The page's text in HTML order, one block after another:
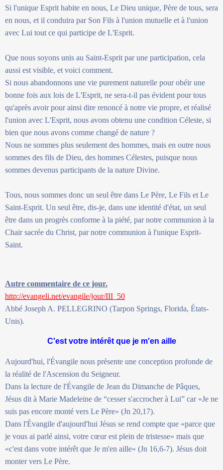
Si l'unique Esprit habite en nous, Le Dieu unique, Père de tous, sera
en nous, et il conduira par Son Fils à l'union mutuelle et à l'union
avec Lui tout ce qui participe de L'Esprit.
Que nous soyons unis au Saint-Esprit par une participation, cela
aussi est visible, et voici comment.
Si nous abandonnons une vie purement naturelle pour obéir une
bonne fois aux lois de L'Esprit, ne sera-t-il pas évident pour tous
qu'après avoir pour ainsi dire renoncé à notre vie propre, et réalisé
l'union avec L'Esprit, nous avons obtenu une condition Céleste, si
bien que nous avons comme changé de nature ?
Nous ne sommes plus seulement des hommes, mais en outre nous
sommes des fils de Dieu, des hommes Célestes, puisque nous
sommes devenus participants de la nature Divine.
Tous, nous sommes donc un seul être dans Le Père, Le Fils et Le
Saint-Esprit. Un seul être, dis-je, dans une identité d'état, un seul
être dans un progrès conforme à la piété, par notre communion à la
Chair sacrée du Christ, par notre communion à l'unique Esprit-
Saint.
Autre commentaire de ce jour.
http://evangeli.net/evangile/jour/III_50
Abbé Joseph A. PELLEGRINO (Tarpon Springs, Florida, États-
Unis).
C'est votre intérêt que je m'en aille
Aujourd'hui, l'Évangile nous présente une conception profonde de
la réalité de l'Ascension du Seigneur.
Dans la lecture de l'Évangile de Jean du Dimanche de Pâques,
Jésus dit à Marie Madeleine de “cesser s'accrocher à Lui” car «Je ne
suis pas encore monté vers Le Père» (Jn 20,17).
Dans l'Évangile d'aujourd'hui Jésus se rend compte que «parce que
je vous ai parlé ainsi, votre cœur est plein de tristesse» mais que
«c'est dans votre intérêt que Je m'en aille» (Jn 16,6-7). Jésus doit
monter vers Le Père.